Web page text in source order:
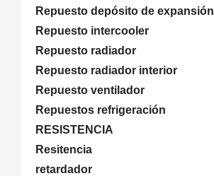
Repuesto depósito de expansión
Repuesto intercooler
Repuesto radiador
Repuesto radiador interior
Repuesto ventilador
Repuestos refrigeración
RESISTENCIA
Resitencia
retardador